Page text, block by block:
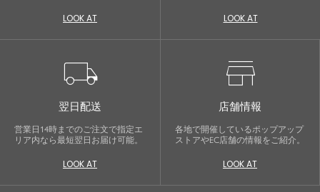
LOOK AT LOOK AT
local_shipping
翌日配送
営業日14時までのご注文で指定エ
リア内なら最短翌日お届け可能。
LOOK AT
store
店舗情報
各地で開催しているポップアップ
ストアやEC店舗の情報をご紹介。
LOOK AT